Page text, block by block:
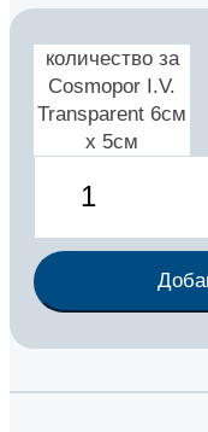
количество за
Cosmopor I.V.
Transparent 6см
х 5см